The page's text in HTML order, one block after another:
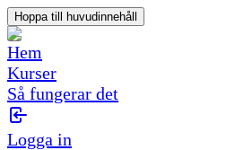
Hoppa till huvudinnehåll
Hem
Kurser
Så fungerar det
Logga in